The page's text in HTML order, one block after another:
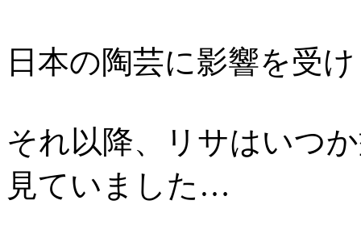
日本の陶芸に影響を受
それ以降、リサはいつ
見ていました…